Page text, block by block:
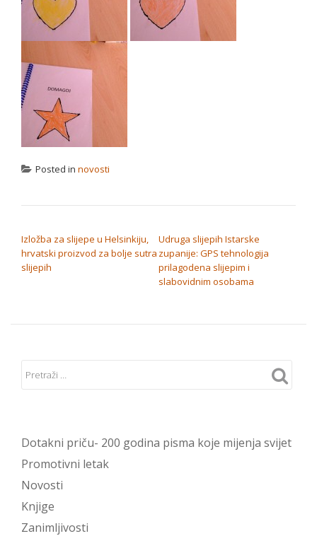
Posted in novosti
Izložba za slijepe u Helsinkiju,
hrvatski proizvod za bolje sutra
slijepih
Udruga slijepih Istarske
zupanije: GPS tehnologija
prilagodena slijepim i
slabovidnim osobama
Dotakni priču- 200 godina pisma koje mijenja svijet
Promotivni letak
Novosti
Knjige
Zanimljivosti